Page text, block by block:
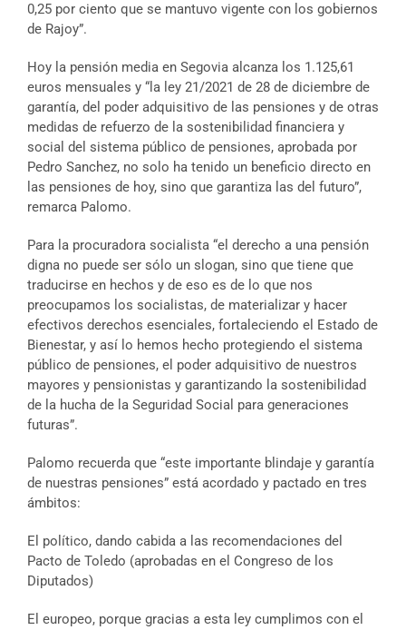
0,25 por ciento que se mantuvo vigente con los gobiernos
de Rajoy”.
Hoy la pensión media en Segovia alcanza los 1.125,61
euros mensuales y “la ley 21/2021 de 28 de diciembre de
garantía, del poder adquisitivo de las pensiones y de otras
medidas de refuerzo de la sostenibilidad financiera y
social del sistema público de pensiones, aprobada por
Pedro Sanchez, no solo ha tenido un beneficio directo en
las pensiones de hoy, sino que garantiza las del futuro”,
remarca Palomo.
Para la procuradora socialista “el derecho a una pensión
digna no puede ser sólo un slogan, sino que tiene que
traducirse en hechos y de eso es de lo que nos
preocupamos los socialistas, de materializar y hacer
efectivos derechos esenciales, fortaleciendo el Estado de
Bienestar, y así lo hemos hecho protegiendo el sistema
público de pensiones, el poder adquisitivo de nuestros
mayores y pensionistas y garantizando la sostenibilidad
de la hucha de la Seguridad Social para generaciones
futuras”.
Palomo recuerda que “este importante blindaje y garantía
de nuestras pensiones” está acordado y pactado en tres
ámbitos:
El político, dando cabida a las recomendaciones del
Pacto de Toledo (aprobadas en el Congreso de los
Diputados)
El europeo, porque gracias a esta ley cumplimos con el